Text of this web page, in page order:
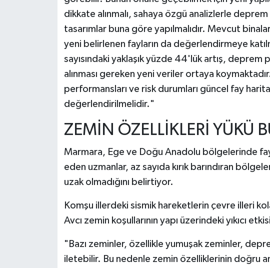
dikkate alınmalı, sahaya özgü analizlerle
tasarımlar buna göre yapılmalıdır. Mevcut
yeni belirlenen fayların da değerlendirmeye
sayısındaki yaklaşık yüzde 44'lük artış,
alınması gereken yeni veriler ortaya
performansları ve risk durumları güncel fay
değerlendirilmelidir."
ZEMİN ÖZELLİKLERİ YÜKÜ
Marmara, Ege ve Doğu Anadolu bölgelerinde
eden uzmanlar, az sayıda kırık barındıran
uzak olmadığını belirtiyor.
Komşu illerdeki sismik hareketlerin çevre illeri
Avcı zemin koşullarının yapı üzerindeki yıkıcı
"Bazı zeminler, özellikle yumuşak zeminler,
iletebilir. Bu nedenle zemin özelliklerinin doğru